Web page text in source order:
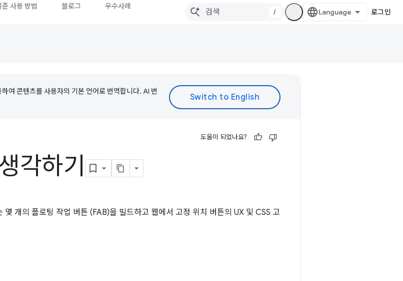
준 사용 방법 블로그 우수사례
/ 로그인
여 콘텐츠를 사용자의 기본 언어로 번역합니다. AI 번
도움이 되었나요?
각하기
개의 플로팅 작업 버튼 (FAB)을 빌드하고 웹에서 고정 위치 버튼의 UX 및 CSS 고